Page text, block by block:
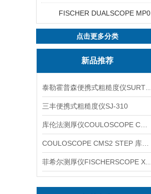
FISCHER DUALSCOPE MP0
点击更多分类
新品推荐
三丰便携式粗糙度仪SJ-310